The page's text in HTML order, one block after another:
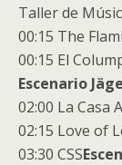
Taller de
00:15 The
00:15 El
Escenario
02:00 La Casa
02:15 Love of
03:30 CSS